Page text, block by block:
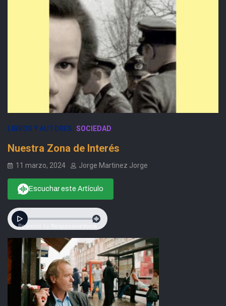
LIBROS Y AUTORES SOCIEDAD
Nuestra Zona de Interés
11 marzo, 2024 Jorge Martinez Jorge
Escuchar este Artículo